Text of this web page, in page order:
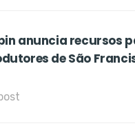
anuncia recursos
de São